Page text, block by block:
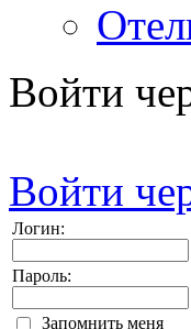
Войти
Войти
Логин:
Пароль:
Запомнить меня